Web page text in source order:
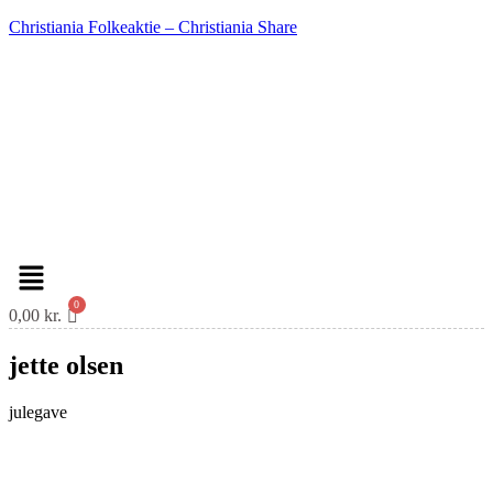
Christiania Folkeaktie – Christiania Share
Menu
0,00 kr.
jette olsen
julegave